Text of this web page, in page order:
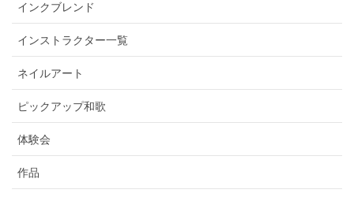
インクブレンド
インストラクター一覧
ネイルアート
ピックアップ和歌
体験会
作品